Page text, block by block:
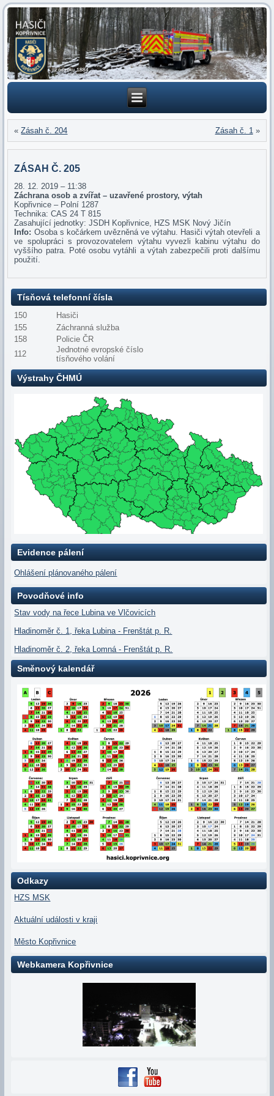
«Zásah č. 204 Zásah č. 1»
ZÁSAH Č. 205
28. 12. 2019 – 11:38
Záchrana osob a zvířat – uzavřené prostory, výtah
Kopřivnice – Polní 1287
Technika: CAS 24 T 815
Zasahující jednotky: JSDH Kopřivnice, HZS MSK Nový Jičín
Info: Osoba s kočárkem uvězněná ve výtahu. Hasiči výtah otevřeli a
ve spolupráci s provozovatelem výtahu vyvezli kabinu výtahu do
vyššího patra. Poté osobu vytáhli a výtah zabezpečili proti dalšímu
použití.
Tísňová telefonní čísla
150
Hasiči
155
Záchranná služba
158
Policie ČR
112
Jednotné evropské číslo
tísňového volání
Výstrahy ČHMÚ
Evidence pálení
Ohlášení plánovaného pálení
Povodňové info
Stav vody na řece Lubina ve Vlčovicích
Hladinoměr č. 1, řeka Lubina - Frenštát p. R.
Hladinoměr č. 2, řeka Lomná - Frenštát p. R.
Směnový kalendář
Odkazy
HZS MSK
Aktuální události v kraji
Město Kopřivnice
Webkamera Kopřivnice